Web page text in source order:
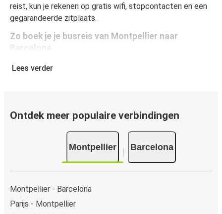
reist, kun je rekenen op gratis wifi, stopcontacten en een
gegarandeerde zitplaats.
Zo boek je je busreis van Montpellier naar
Barcelona
Een reis boeken bij FlixBus is heel simpel: dat kan op deze
beveiligde online betaalwijzen, waaronder kredietkaart
onze verkooppunten kun je cash betalen.
Lees verder
Ontdek meer populaire verbindingen
Montpellier Barcelona
Montpellier - Barcelona
Parijs - Montpellier